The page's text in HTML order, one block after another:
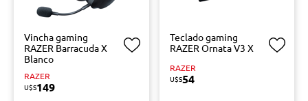
Vincha gaming
RAZER Barracuda X
Blanco
RAZER
U$S149
Teclado gaming
RAZER Ornata V3 X
RAZER
U$S54